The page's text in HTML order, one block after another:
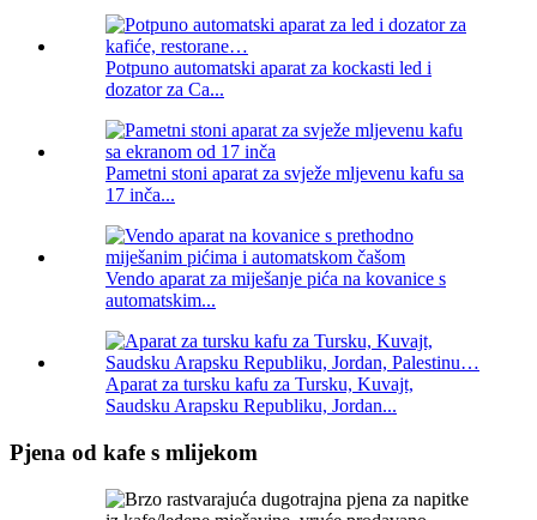
Potpuno automatski aparat za kockasti led i
dozator za Ca...
Pametni stoni aparat za svježe mljevenu kafu sa
17 inča...
Vendo aparat za miješanje pića na kovanice s
automatskim...
Aparat za tursku kafu za Tursku, Kuvajt,
Saudsku Arapsku Republiku, Jordan...
Pjena od kafe s mlijekom